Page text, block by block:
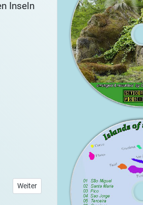
Inseln
Nächster Beitrag: Living in Down Under -
Weiter